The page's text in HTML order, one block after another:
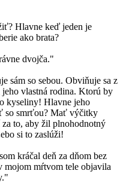
Hlavne keď jeden je
ako brata?
dvojča."
sám so sebou. Obviňuje sa z
vlastná rodina. Ktorú by
kyseliny! Hlavne jeho
so smrťou? Mať výčitky
to, aby žil plnohodnotný
si to zaslúži!
kráčal deň za dňom bez
mojom mŕtvom tele objavila